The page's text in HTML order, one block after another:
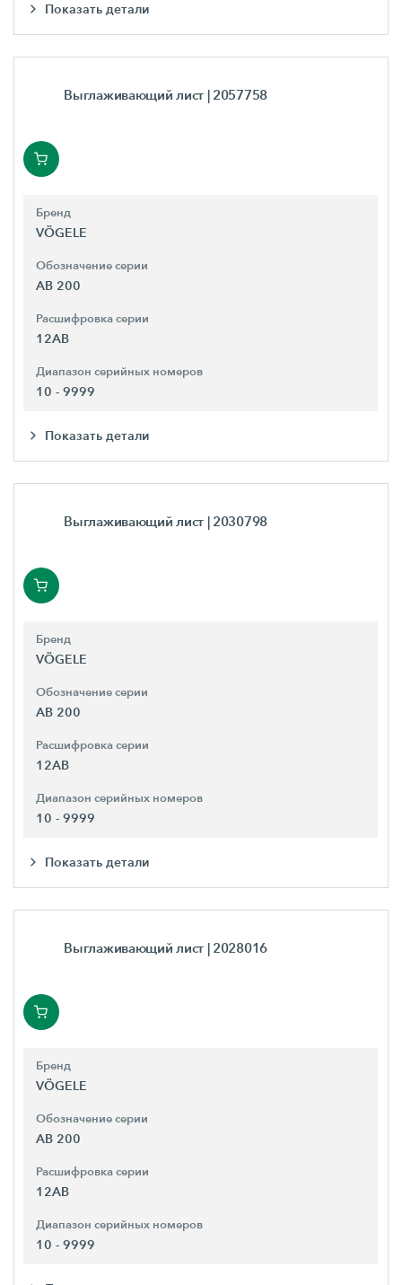
Показать детали
Выглаживающий лист | 2057758
Бренд
VÖGELE
Обозначение серии
AB 200
Расшифровка серии
12AB
Диапазон серийных номеров
10 - 9999
Показать детали
Выглаживающий лист | 2030798
Бренд
VÖGELE
Обозначение серии
AB 200
Расшифровка серии
12AB
Диапазон серийных номеров
10 - 9999
Показать детали
Выглаживающий лист | 2028016
Бренд
VÖGELE
Обозначение серии
AB 200
Расшифровка серии
12AB
Диапазон серийных номеров
10 - 9999